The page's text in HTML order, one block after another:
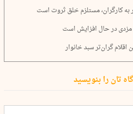
به کارگران، مستلزم خلق ثروت است
مزدی در حال افزایش است
اقلام گران‌تر سبد خانوار
تان را بنویسید